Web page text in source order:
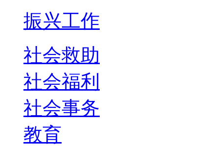
振兴工作
社会救助
社会福利
社会事务
教育